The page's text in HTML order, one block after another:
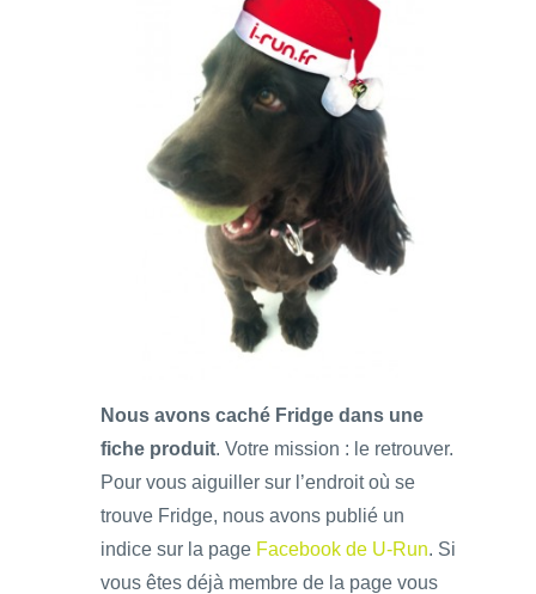
Nous avons caché Fridge dans une
fiche produit. Votre mission : le retrouver.
Pour vous aiguiller sur l’endroit où se
trouve Fridge, nous avons publié un
indice sur la page Facebook de U-Run. Si
vous êtes déjà membre de la page vous